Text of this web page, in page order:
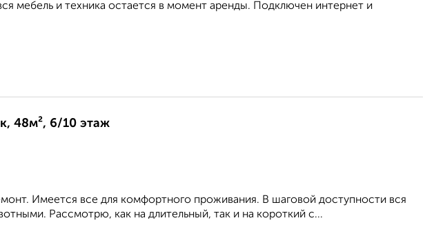
мебель и техника остается в момент аренды. Подключен интернет и
48м², 6/10 этаж
Имеется все для комфортного проживания. В шаговой доступности вся
Рассмотрю, как на длительный, так и на короткий с...